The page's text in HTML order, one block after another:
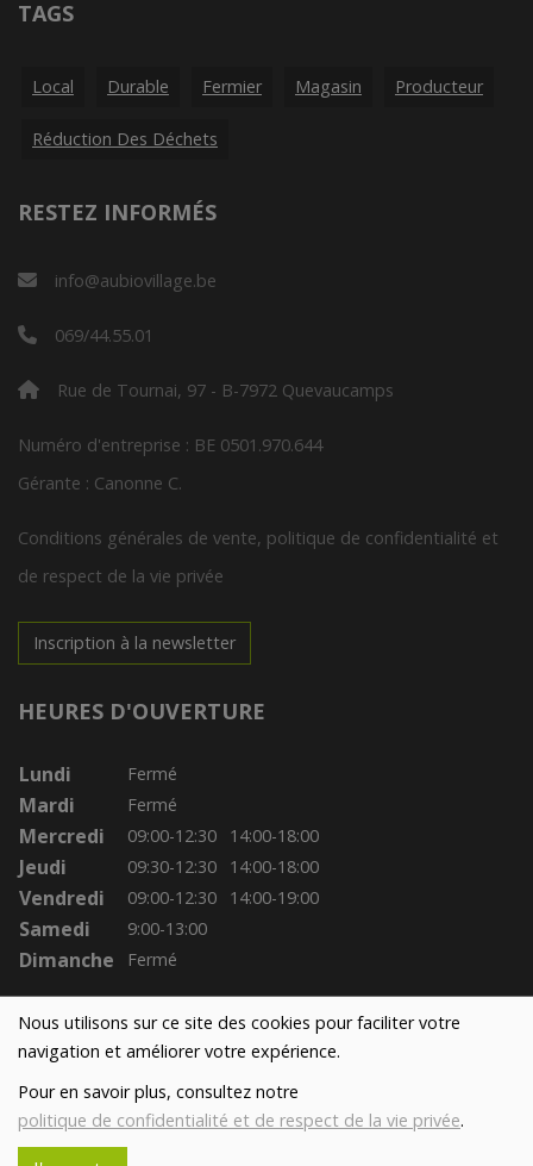
Nous utilisons sur ce site des cookies pour faciliter votre
navigation et améliorer votre expérience.
Pour en savoir plus, consultez notre
politique de confidentialité et de respect de la vie privée.
TAGS
Local Durable Fermier Magasin Producteur
Réduction Des Déchets
RESTEZ INFORMÉS
info@aubiovillage.be
069/44.55.01
Rue de Tournai, 97 - B-7972 Quevaucamps
Numéro d'entreprise : BE 0501.970.644
Gérante : Canonne C.
Conditions générales de vente, politique de confidentialité et
de respect de la vie privée
Inscription à la newsletter
HEURES D'OUVERTURE
Lundi Fermé
Mardi Fermé
Mercredi 09:00-12:30 14:00-18:00
Jeudi 09:30-12:30 14:00-18:00
Vendredi 09:00-12:30 14:00-19:00
Samedi 9:00-13:00
Dimanche Fermé